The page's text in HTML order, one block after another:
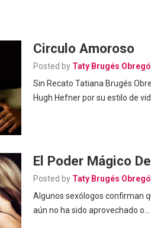
Circulo Amoroso
Posted by Taty Brugés
Sin Recato Tatiana Brugés
Hugh Hefner por su estilo de
El Poder Mágico
Posted by Taty Brugés
Algunos sexólogos confirman
aún no ha sido aprovechado o…